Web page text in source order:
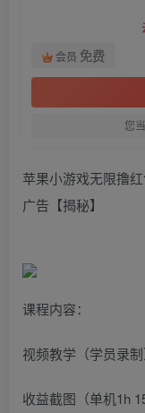
会员 免费
您
苹果小游戏无限撸
广告【揭秘】
课程内容：
视频教学（学员录制
收益截图（单机1h 15